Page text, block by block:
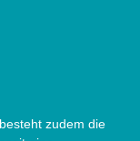
zudem die